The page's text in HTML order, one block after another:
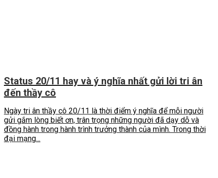
Status 20/11 hay và ý nghĩa nhất gửi lời tri ân
đến thầy cô
Ngày tri ân thầy cô 20/11 là thời điểm ý nghĩa để mỗi người
gửi gắm lòng biết ơn, trân trọng những người đã dạy dỗ và
đồng hành trong hành trình trưởng thành của mình. Trong thời
đại mạng...